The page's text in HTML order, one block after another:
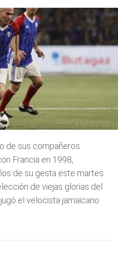
de sus compañeros
Francia en 1998,
de su gesta este martes
de viejas glorias del
el velocista jamaicano